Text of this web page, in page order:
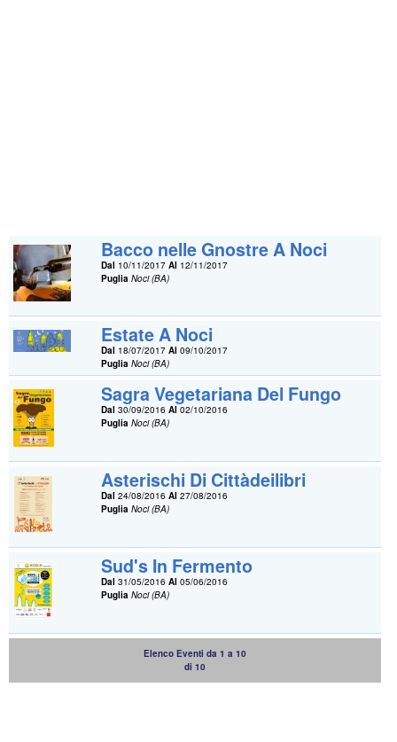
Bacco nelle Gnostre A Noci
Dal 10/11/2017Al 12/11/2017
Puglia Noci (BA)
Estate A Noci
Dal 18/07/2017Al 09/10/2017
Puglia Noci (BA)
Sagra Vegetariana Del Fungo
Dal 30/09/2016Al 02/10/2016
Puglia Noci (BA)
Asterischi Di Cittàdeilibri
Dal 24/08/2016Al 27/08/2016
Puglia Noci (BA)
Sud's In Fermento
Dal 31/05/2016Al 05/06/2016
Puglia Noci (BA)
Elenco Eventi da 1 a 10
di 10